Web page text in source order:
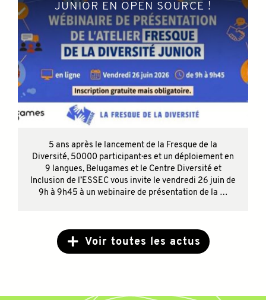
JUNIOR EN OPEN SOURCE !
5 ans après le lancement de la Fresque de la
Diversité, 50000 participant·es et un déploiement en
9 langues, Belugames et le Centre Diversité et
Inclusion de l’ESSEC vous invite le vendredi 26 juin de
9h à 9h45 à un webinaire de présentation de la …
Voir toutes les actus